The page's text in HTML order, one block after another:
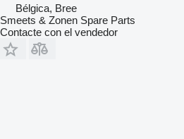
Bélgica, Bree
Smeets & Zonen Spare Parts
Contacte con el vendedor